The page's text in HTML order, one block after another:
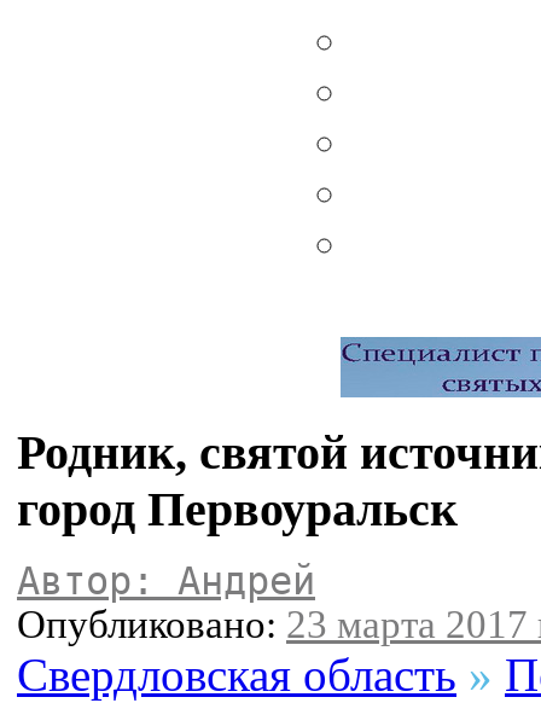
Родник, святой
город Первоуральск
Автор: Андрей
Опубликовано: 23 марта 2017
Свердловская область »